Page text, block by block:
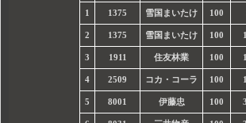
1 1375 雪国まいたけ 100
2 1375 雪国まいたけ 100
3 1911 住友林業 100
4 2509 コカ・コーラ 100
5 8001 伊藤忠 100